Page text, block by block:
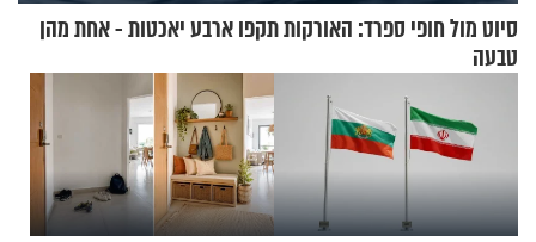
סיוט מול חופי ספרד: האורקות תקפו ארבע יאכטות - אחת מהן
טבעה